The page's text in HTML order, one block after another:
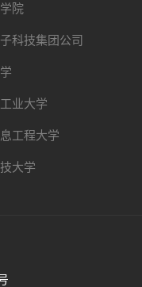
院
科技集团公司
业大学
工程大学
大学